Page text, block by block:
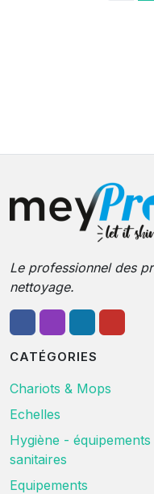
Le professionnel des
nettoyage.
CATÉGORIES
Chariots & Mops
Echelles
Hygiène - équipements
sanitaires
Equipements